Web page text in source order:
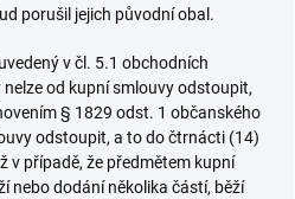
porušil jejich původní obal.
v čl. 5.1 obchodních
od kupní smlouvy odstoupit,
§ 1829 odst. 1 občanského
odstoupit, a to do čtrnácti (14)
v případě, že předmětem kupní
nebo dodání několika částí, běží